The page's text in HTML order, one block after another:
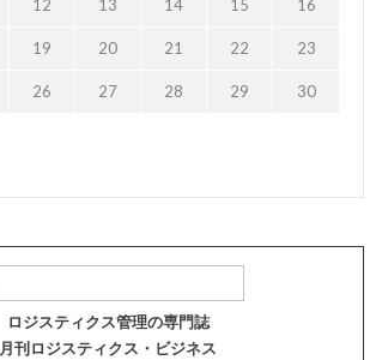
12 13 14 15 16
19 20 21 22 23
26 27 28 29 30
ロジスティクス管理の専門誌
月刊ロジスティクス・ビジネス